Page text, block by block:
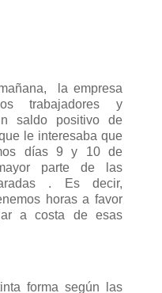
la empresa
trabajadores y
saldo positivo de
le interesaba que
días 9 y 10 de
parte de las
. Es decir,
horas a favor
a costa de esas
forma según las